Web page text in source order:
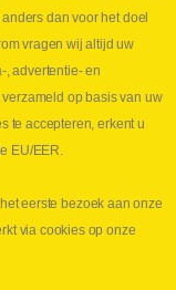
⏳ Laatste kans
snelkoppelingen!
1 juni 2026
Lees meer NL
dan voor het doel
vragen wij altijd uw
, advertentie- en
op basis van uw
te accepteren, erkent u
EU/EER.
eerste bezoek aan onze
via cookies op onze